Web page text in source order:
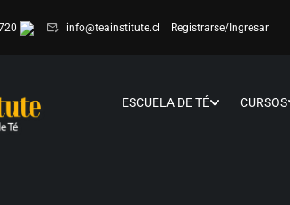
info@teainstitute.cl Registrarse/Ingresar
ESCUELA DE TÉ CURSOS